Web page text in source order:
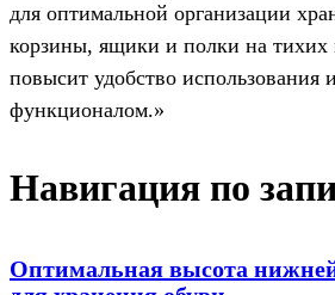
для оптимальной организации
корзины, ящики и полки на тихих
повысит удобство использования
функционалом.»
Навигация по
Оптимальная высота